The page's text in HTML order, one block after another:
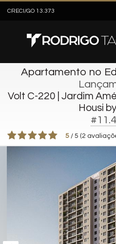
CRECI/GO 13.373
Apartamento no
Volt C-220 | Jardim
Housi
5 / 5 (2